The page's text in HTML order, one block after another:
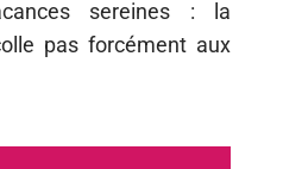
sereines : la
pas forcément aux